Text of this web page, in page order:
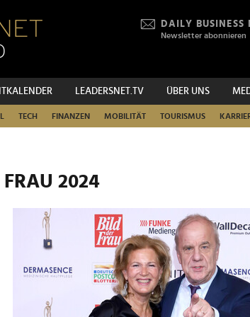
DAILY BUSINESS
Newsletter abonnieren
LEADERSNET.TV ÜBER UNS
TECH FINANZEN MOBILITÄT TOURISMUS
2024